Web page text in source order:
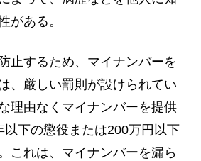
がある。
止するため、マイナンバーを
、厳しい罰則が設けられてい
理由なくマイナンバーを提供
以下の懲役または200万円以下
これは、マイナンバーを漏ら